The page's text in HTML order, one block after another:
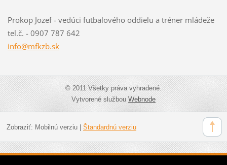
Prokop Jozef - vedúci futbalového oddielu a tréner mládeže
tel.č. - 0907 787 642
info@mfkzb.sk
© 2011 Všetky práva vyhradené.
Vytvorené službouWebnode
Zobraziť: Mobilnú verziu| Štandardnú verziu